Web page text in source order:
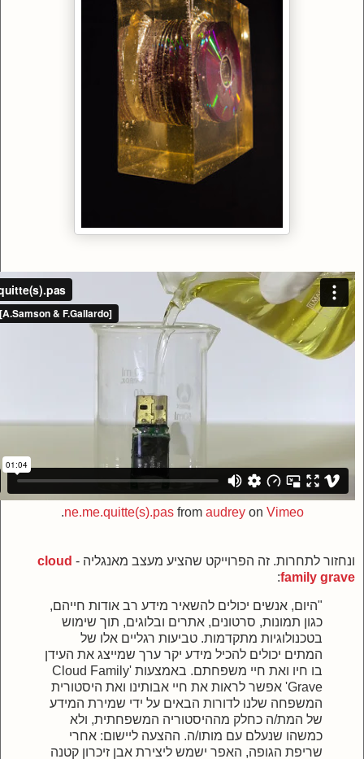
ne.me.quitte(s).pasfrom audreyon Vimeo
.
ונחזור לתחרות. זה הפרוייקט שהציע מעצב מאנגליה - cloud
family grave
:
"היום, אנשים יכולים להשאיר מידע רב אודות חייהם,
כגון תמונות, סרטונים, אתרים ובלוגים, תוך שימוש
בטכנולוגיות מתקדמות. טביעות רגליים אלו של
המתים יכולים להכיל מידע יקר ערך שמייצג את העידן
בו חיו ואת חיי משפחתם. באמצעות 'Cloud Family
Grave' אפשר לראות את חיי אבותינו ואת היסטורית
המשפחה שלנו לדורות הבאים על ידי שמירת המידע
של המת/ה כחלק מההיסטוריה המשפחתית, ולא
כמשהו שנעלם עם מותו/ה. ההצעה ליישום: אחרי
שריפת הגופה, האפר ישמש ליצירת אבן זיכרון קטנה